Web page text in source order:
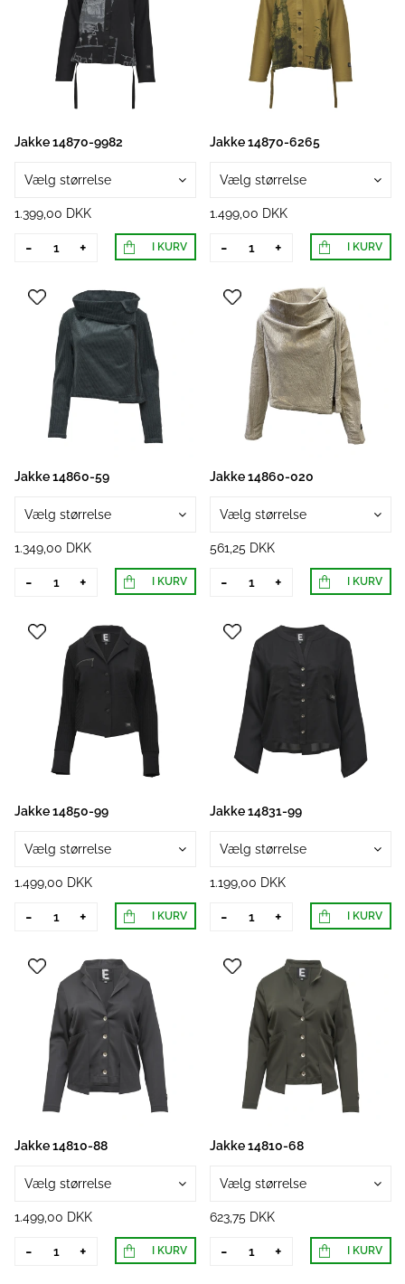
Jakke 14870-9982
Vælg størrelse
1.399,00 DKK
- + I KURV
Jakke 14870-6265
Vælg størrelse
1.499,00 DKK
- + I KURV
Jakke 14860-59
Vælg størrelse
1.349,00 DKK
- + I KURV
Jakke 14860-020
Vælg størrelse
561,25 DKK
- + I KURV
Jakke 14850-99
Vælg størrelse
1.499,00 DKK
- + I KURV
Jakke 14831-99
Vælg størrelse
1.199,00 DKK
- + I KURV
Jakke 14810-88
Vælg størrelse
1.499,00 DKK
- + I KURV
Jakke 14810-68
Vælg størrelse
623,75 DKK
- + I KURV